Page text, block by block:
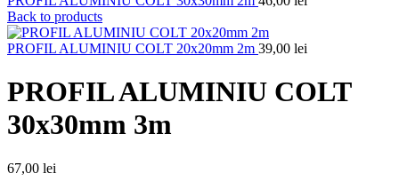
Back to products
PROFIL ALUMINIU COLT 20x20mm 2m 39,00 lei
PROFIL ALUMINIU COLT
30x30mm 3m
67,00 lei